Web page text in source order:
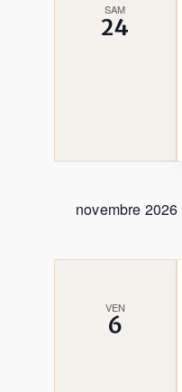
SAM
24
novembre 2026
VEN
6